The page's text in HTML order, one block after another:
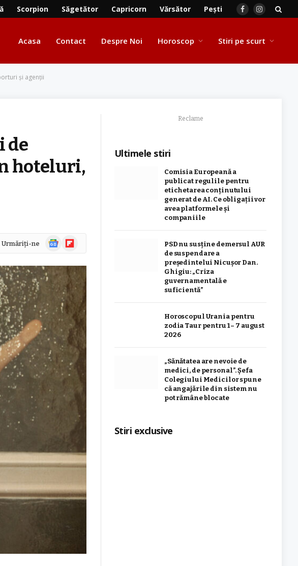
Scorpion Săgetător Capricorn Vărsător Pești FacebookInstagram
Acasa Contact Despre Noi Horoscop Stiri pe scurt
și agenții
de
hoteluri,
Urmăriți-ne
Știri
Google
Flipboard
Reclame
Ultimele stiri
Comisia Europeană a
publicat regulile pentru
etichetarea conținutului
generat de AI. Ce obligații vor
avea platformele și
companiile
PSD nu susține demersul AUR
de suspendare a
președintelui Nicușor Dan.
Ghigiu: „Criza
guvernamentală e
suficientă”
Horoscopul Urania pentru
zodia Taur pentru 1 – 7 august
2026
„Sănătatea are nevoie de
medici, de personal”. Șefa
Colegiului Medicilor spune
că angajările din sistem nu
pot rămâne blocate
Stiri exclusive